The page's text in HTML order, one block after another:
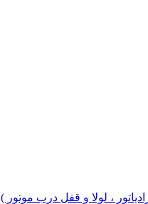
، لولا و قفل درب موتور )